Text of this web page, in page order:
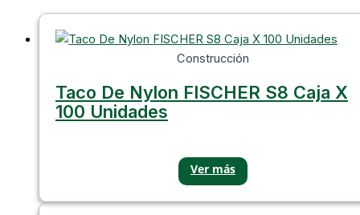
Construcción
Taco De Nylon FISCHER S8 Caja X
100 Unidades